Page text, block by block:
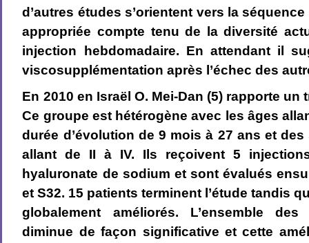
d’autres études s’orientent vers la
appropriée compte tenu de la diversité
injection hebdomadaire. En attendant il
viscosupplémentation après l’échec des
En 2010 en Israël O. Mei-Dan (5) rapporte un
Ce groupe est hétérogène avec les âges
durée d’évolution de 9 mois à 27 ans et
allant de II à IV. Ils reçoivent 5
hyaluronate de sodium et sont évalués
et S32. 15 patients terminent l’étude tandis
globalement améliorés. L’ensemble
diminue de façon significative et cette